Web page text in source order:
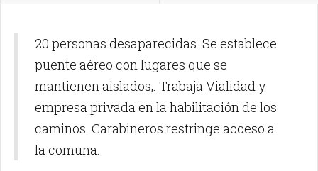
20 personas desaparecidas. Se establece
puente aéreo con lugares que se
mantienen aislados,. Trabaja Vialidad y
empresa privada en la habilitación de los
caminos. Carabineros restringe acceso a
la comuna.